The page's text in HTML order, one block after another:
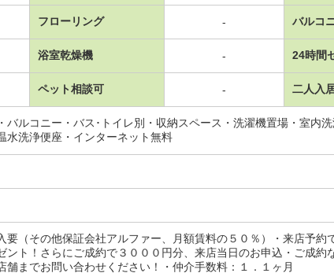
フローリング - バルコ
浴室乾燥機 - 24時間
ペット相談可 - 二人入
バルコニー・バス･トイレ別・収納スペース・洗濯機置場・室内
水洗浄便座・インターネット無料
要（その他保証会社アルファー、月額賃料の５０％）・来店予約
ント！さらにご成約で３０００円分、来店当日のお申込・ご成約
舗までお問い合わせください！・仲介手数料：１．１ヶ月